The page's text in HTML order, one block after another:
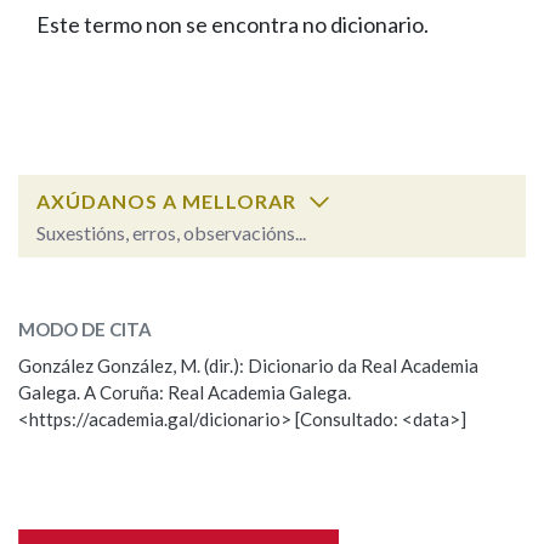
FIGURAS HOMENAXEADAS
PORTAL DAS PALABRAS
Facebook
TwitterYoutubeInstagram
Bluesky
BUSCAR NOS LEMAS
Remata por
BUSCAR NO CONTIDO
Nas definicións
Este termo non se encontra no dicionario.
AXÚDANOS A MELLORAR
Suxestións, erros, observacións...
Observación
Nome
MODO DE CITA
González González, M. (dir.): Dicionario da Real Academia
Galega. A Coruña: Real Academia Galega.
<https://academia.gal/dicionario> [Consultado: <data>]